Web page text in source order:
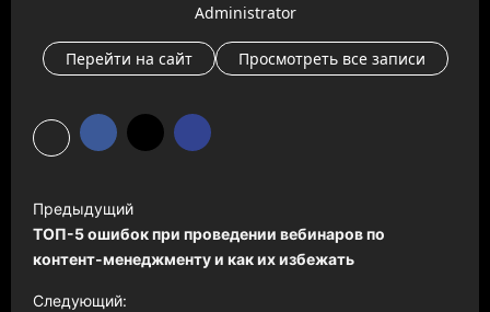
Administrator
Перейти на сайт Просмотреть все записи
а
в
и
Предыдущий
ТОП-5 ошибок при проведении вебинаров по
контент-менеджменту и как их избежать
Следующий: